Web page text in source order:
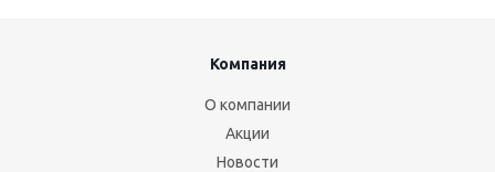
Компания
О компании
Акции
Новости